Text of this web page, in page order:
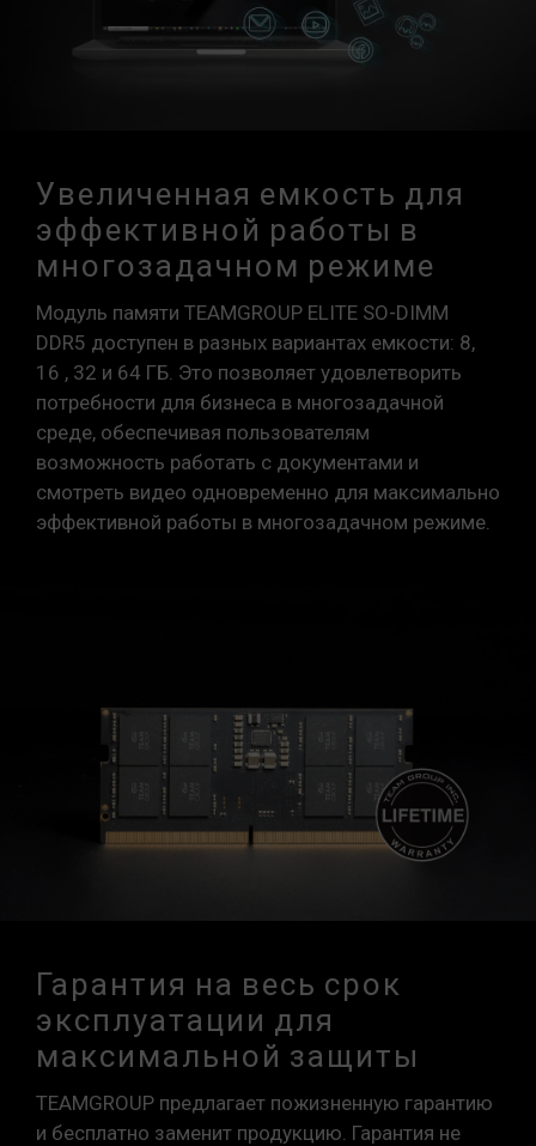
Увеличенная емкость для
эффективной работы в
многозадачном режиме
Модуль памяти TEAMGROUP ELITE SO-DIMM
DDR5 доступен в разных вариантах емкости: 8,
16 , 32 и 64 ГБ. Это позволяет удовлетворить
потребности для бизнеса в многозадачной
среде, обеспечивая пользователям
возможность работать с документами и
смотреть видео одновременно для максимально
эффективной работы в многозадачном режиме.
Гарантия на весь срок
эксплуатации для
максимальной защиты
TEAMGROUP предлагает пожизненную гарантию
и бесплатно заменит продукцию. Гарантия не